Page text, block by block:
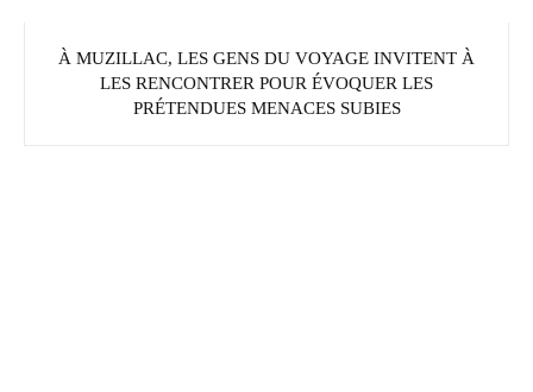
À MUZILLAC, LES GENS DU VOYAGE INVITENT À
LES RENCONTRER POUR ÉVOQUER LES
PRÉTENDUES MENACES SUBIES